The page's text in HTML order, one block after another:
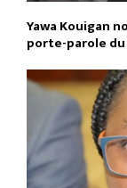
Yawa Kouigan
porte-parole